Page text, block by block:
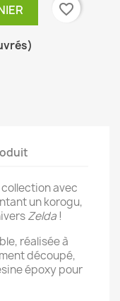
favorite_border
avec
un korogu,
Zelda !
réalisée à
découpé,
époxy pour